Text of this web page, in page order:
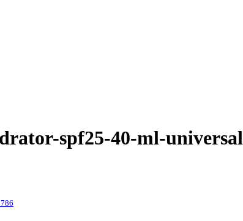
spf25-40-ml-